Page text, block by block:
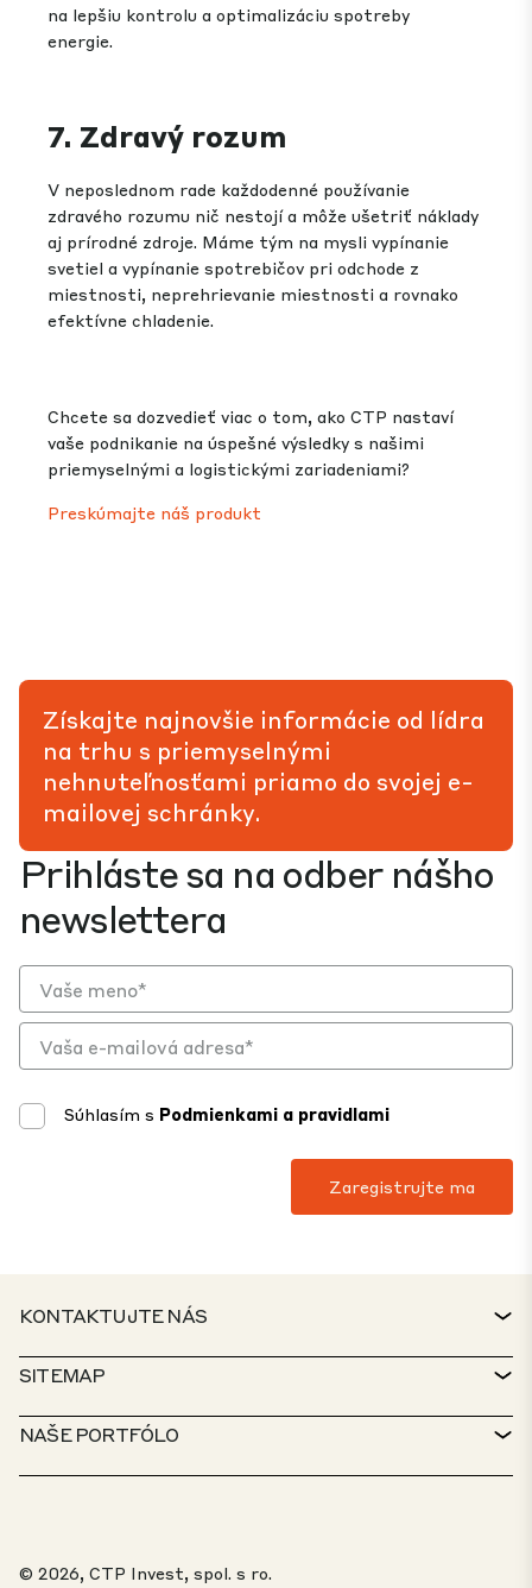
na lepšiu kontrolu a optimalizáciu spotreby
energie.
7. Zdravý rozum
V neposlednom rade každodenné používanie
zdravého rozumu nič nestojí a môže ušetriť náklady
aj prírodné zdroje. Máme tým na mysli vypínanie
svetiel a vypínanie spotrebičov pri odchode z
miestnosti, neprehrievanie miestnosti a rovnako
efektívne chladenie.
Chcete sa dozvedieť viac o tom, ako CTP nastaví
vaše podnikanie na úspešné výsledky s našimi
priemyselnými a logistickými zariadeniami?
Preskúmajte náš produkt
Prihláste sa na odber nášho
newslettera
Súhlasím s Podmienkami a pravidlami
Získajte najnovšie informácie od lídra
na trhu s priemyselnými
nehnuteľnosťami priamo do svojej e-
mailovej schránky.
KONTAKTUJTE NÁS
KONTAKT
SERVICE DESK
PORTÁL PRE OZNAMOVATEĽOV
SITEMAP
VYHĽADÁVAČ NEHNUTEĽNOSTÍ
UDRŽATEĽNOSŤ
O NÁS
NAŠE PORTFÓLO
© 2026, CTP Invest, spol. s ro.